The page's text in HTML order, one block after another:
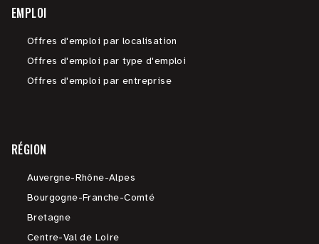
EMPLOI
Offres d'emploi par localisation
Offres d'emploi par type d'emploi
Offres d'emploi par entreprise
RÉGION
Auvergne-Rhône-Alpes
Bourgogne-Franche-Comté
Bretagne
Centre-Val de Loire